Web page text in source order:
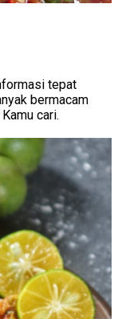
tepat
bermacam
cari.